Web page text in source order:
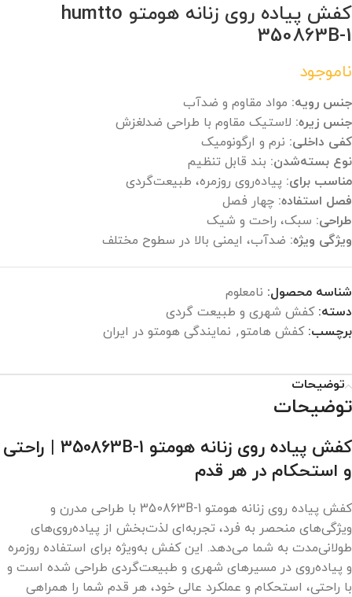
کفش پیاده روی زنانه هومتو humtto
350863B-1
ناموجود
جنس رویه: مواد مقاوم و ضدآب
جنس زیره: لاستیک مقاوم با طراحی ضدلغزش
کفی داخلی: نرم و ارگونومیک
نوع بسته‌شدن: بند قابل تنظیم
مناسب برای: پیاده‌روی روزمره، طبیعت‌گردی
فصل استفاده: چهار فصل
طراحی: سبک، راحت و شیک
ویژگی ویژه: ضدآب، ایمنی بالا در سطوح مختلف
شناسه محصول: نامعلوم
دسته: کفش شهری و طبیعت گردی
برچسب: کفش هامتو, نمایندگی هومتو در ایران
توضیحات
توضیحات
کفش پیاده روی زنانه هومتو 350863B-1 | راحتی
و استحکام در هر قدم
کفش پیاده روی زنانه هومتو 350863B-1 با طراحی مدرن و
ویژگی‌های منحصر به فرد، تجربه‌ای لذت‌بخش از پیاده‌روی‌های
طولانی‌مدت به شما می‌دهد. این کفش به‌ویژه برای استفاده روزمره
و پیاده‌روی در مسیرهای شهری و طبیعت‌گردی طراحی شده است و
با راحتی، استحکام و عملکرد عالی خود، هر قدم شما را همراهی